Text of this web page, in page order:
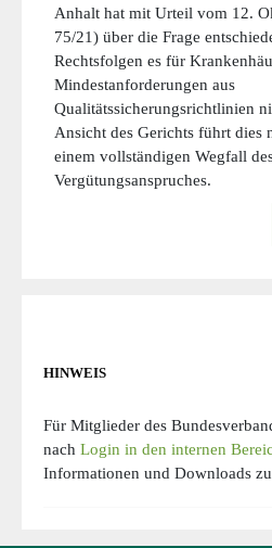
Anhalt hat mit Urteil vom 12.
75/21) über die Frage
Rechtsfolgen es für
Mindestanforderungen aus
Qualitätssicherungsrichtlinien
Ansicht des Gerichts führt dies
einem vollständigen Wegfall
Vergütungsanspruches.
HINWEIS
Für Mitglieder des
nach Login in den internen
Informationen und Downloads